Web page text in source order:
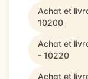
Achat et
10200
Achat et
- 10220
Achat et